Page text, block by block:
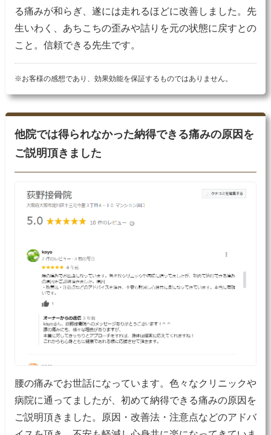
る痛みが和らぎ、遂には走れるほどに改善しました。先
生いわく、あちこちの歪みや詰りを元の状態に戻すとの
こと。信頼できる先生です。
※お客様の感想であり、効果効能を保証するものではありません。
他院では得られなかった納得できる痛みの原因を
ご説明頂きました
腰の痛みでお世話になっています。色々なクリニックや
病院に通ってましたが、初めて納得できる痛みの原因を
ご説明頂きました。原因・改善法・注意点などのアドバ